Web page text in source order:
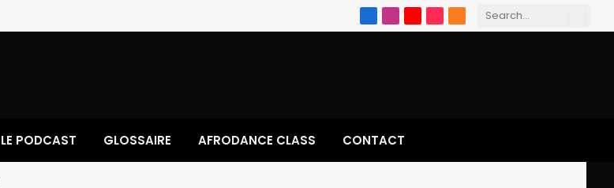
Facebook
Instagram
YouTube
TikTok
RSS
LE PODCAST GLOSSAIRE AFRODANCE CLASS CONTACT